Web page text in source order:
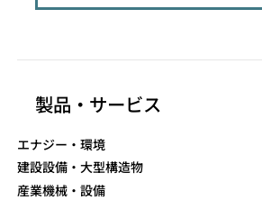
製品・サービス
エナジー・環境
建設設備・大型構造物
産業機械・設備